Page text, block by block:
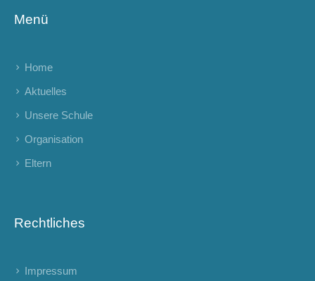
Menü
Home
Aktuelles
Unsere Schule
Organisation
Eltern
Rechtliches
Impressum